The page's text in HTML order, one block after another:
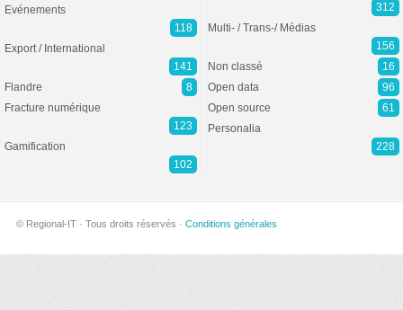
Evénements
118
Export / International
141
Flandre
8
Fracture numérique
123
Gamification
102
312
Multi- / Trans-/ Médias
156
Non classé
16
Open data
96
Open source
61
Personalia
228
© Regional-IT · Tous droits réservés · Conditions générales